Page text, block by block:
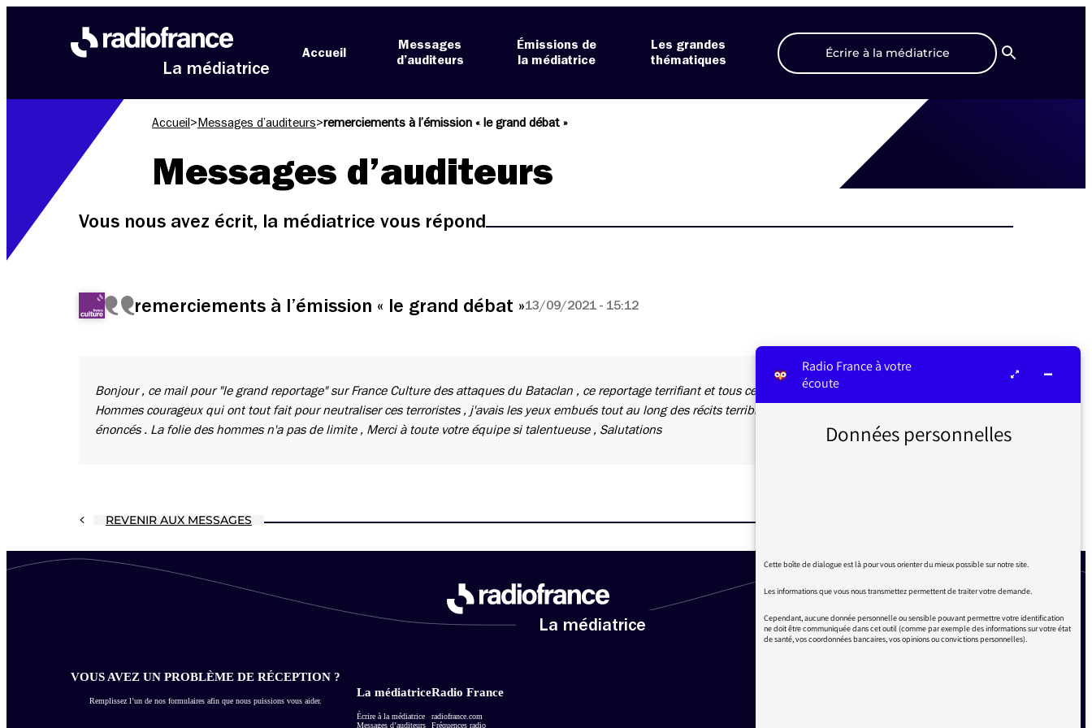
La médiatrice
Accueil
Messages
d’auditeurs
Émissions de
la médiatrice
Les grandes
thématiques
Écrire à la médiatrice
Recherche
Accueil > Messages d’auditeurs>remerciements à l’émission « le grand débat »
Messages d’auditeurs
Vous nous avez écrit, la médiatrice vous répond
remerciements à l’émission « le grand débat »13/09/2021 - 15:12
Bonjour , ce mail pour "le grand reportage" sur France Culture des attaques du Bataclan , ce reportage terrifiant et tous ces
Hommes courageux qui ont tout fait pour neutraliser ces terroristes , j'avais les yeux embués tout au long des récits terribles
énoncés . La folie des hommes n'a pas de limite , Merci à toute votre équipe si talentueuse , Salutations
REVENIR AUX MESSAGES
La médiatrice
VOUS AVEZ UN PROBLÈME DE RÉCEPTION ?
Remplissez l’un de nos formulaires afin que nous puissions vous aider.
La médiatrice
Écrire à la médiatrice
Messages d’auditeurs
Radio France
radiofrance.com
Fréquences radio
Radio France à votre
écoute
Données personnelles
Cette boîte de dialogue est là pour vous orienter du mieux possible sur notre site.
Les informations que vous nous transmettez permettent de traiter votre demande.
Cependant, aucune donnée personnelle ou sensible pouvant permettre votre identification
ne doit être communiquée dans cet outil (comme par exemple des informations sur votre état
de santé, vos coordonnées bancaires, vos opinions ou convictions personnelles).